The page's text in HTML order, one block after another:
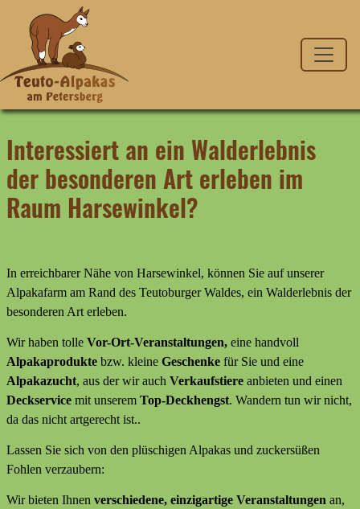
Interessiert an ein Walderlebnis
der besonderen Art erleben im
Raum Harsewinkel?
In erreichbarer Nähe von Harsewinkel, können Sie auf unserer
Alpakafarm am Rand des Teutoburger Waldes, ein Walderlebnis der
besonderen Art erleben.
Wir haben tolle Vor-Ort-Veranstaltungen, eine handvoll
Alpakaprodukte bzw. kleine Geschenke für Sie und eine
Alpakazucht, aus der wir auch Verkaufstiere anbieten und einen
Deckservice mit unserem Top-Deckhengst. Wandern tun wir nicht,
da das nicht artgerecht ist..
Lassen Sie sich von den plüschigen Alpakas und zuckersüßen
Fohlen verzaubern:
Wir bieten Ihnen verschiedene, einzigartige Veranstaltungen an,